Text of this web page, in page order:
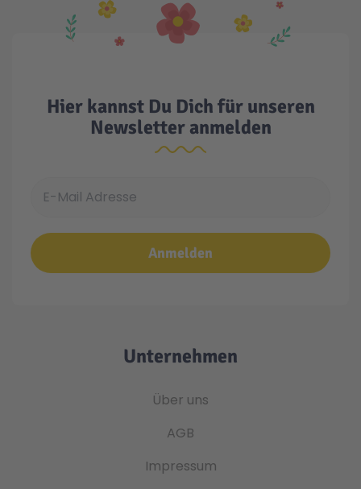
Hier kannst Du Dich für unseren
Newsletter anmelden
Anmelden
Unternehmen
Über uns
AGB
Impressum